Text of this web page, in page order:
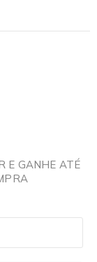
E GANHE ATÉ